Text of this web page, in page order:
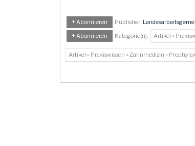
+ Abonnieren Publisher:
+ Abonnieren
Kategorie(n): Artikel »
Artikel » Praxiswissen » Zahnmedizin »